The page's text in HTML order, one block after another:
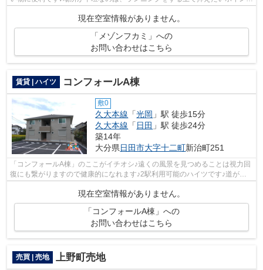
現在空室情報がありません。
「メゾンフカミ」への
お問い合わせはこちら
賃貸 | ハイツ コンフォールA棟
敷0
久大本線 「光岡 」駅 徒歩15分
久大本線 「 日田 」駅 徒歩24分
築14年
大分県日田市大字十二町新治町251
「コンフォールA棟」のここがイチオシ♪遠くの風景を見つめることは視力回
復にも繋がりますので健康的になれます♪2駅利用可能のハイツです♪道が平
現在空室情報がありません。
「コンフォールA棟」への
お問い合わせはこちら
売買 | 売地 上野町売地